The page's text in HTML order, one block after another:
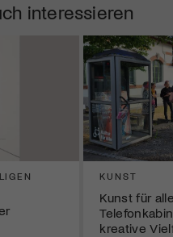
interessieren
KUNST
Kunst für
kreative